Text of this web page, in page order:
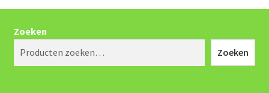
Zoeken
Zoeken